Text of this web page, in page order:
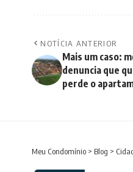
NOTÍCIA ANTERIOR
Mais um caso:
denuncia que
perde o
Meu Condomínio > Blog >